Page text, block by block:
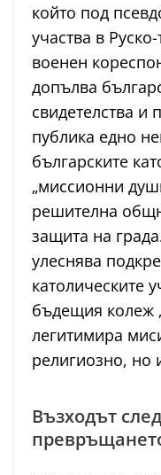
който под
участва в
военен
допълва
свидетелства и
публика едно
българските
„миссионни
решителна
защита на
улеснява
католическите
бъдещия колеж
легитимира
религиозно, но
Възходът